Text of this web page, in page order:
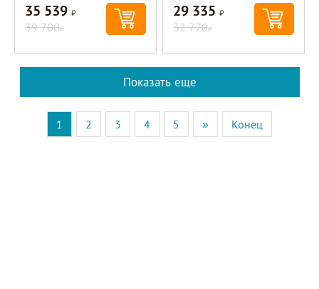
35 539Р
39 700Р
29 335Р
32 770Р
Показать еще
1 2 3 4 5 » Конец